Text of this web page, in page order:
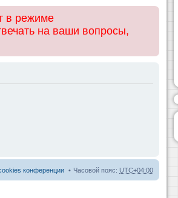
в режиме
на ваши вопросы,
Часовой пояс: UTC+04:00
конференции